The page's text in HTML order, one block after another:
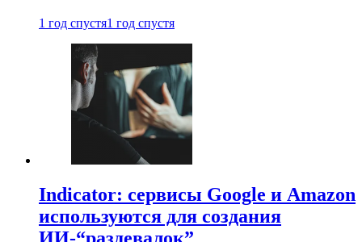
1 год спустя1 год спустя
Indicator: сервисы Google и Amazon
используются для создания
ИИ-“раздевалок”